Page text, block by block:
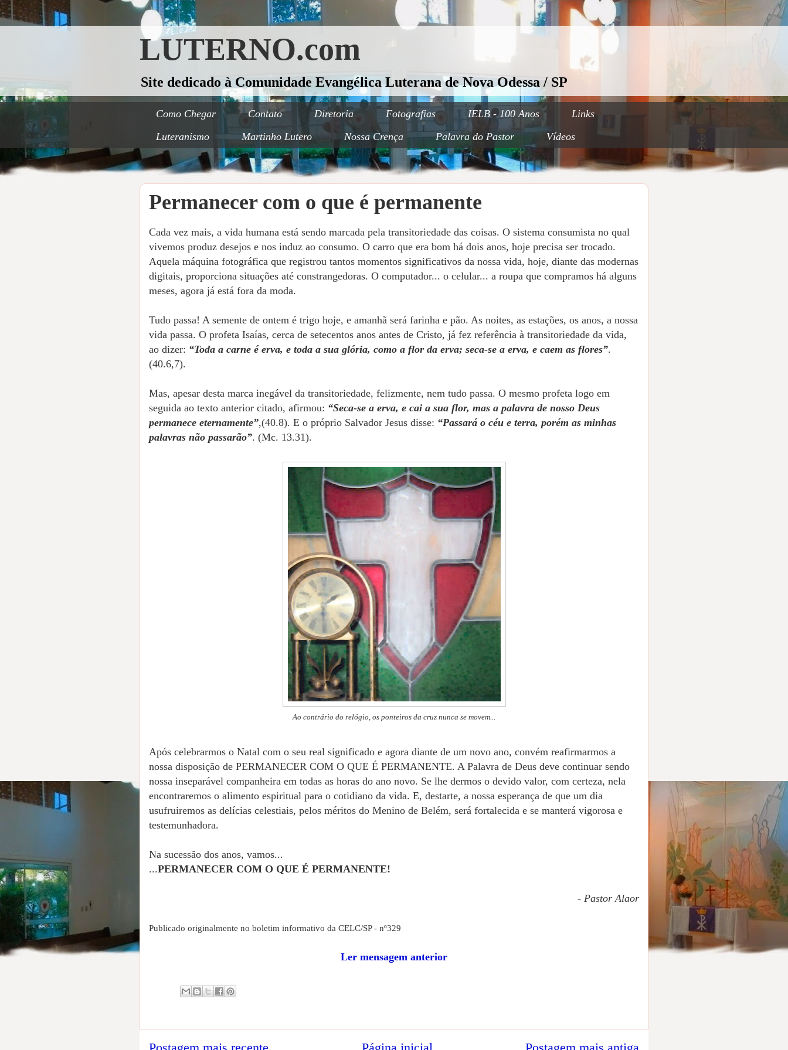
LUTERNO.com
Site dedicado à Comunidade Evangélica Luterana de Nova Odessa / SP
Como Chegar Contato Diretoria Fotografias IELB - 100 Anos
Links
Luteranismo
Martinho Lutero Nossa Crença Palavra do Pastor Vídeos
Permanecer com o que é permanente
Cada vez mais, a vida humana está sendo marcada pela transitoriedade das coisas. O sistema consumista no qual
vivemos produz desejos e nos induz ao consumo. O carro que era bom há dois anos, hoje precisa ser trocado.
Aquela máquina fotográfica que registrou tantos momentos significativos da nossa vida, hoje, diante das modernas
digitais, proporciona situações até constrangedoras. O computador... o celular... a roupa que compramos há alguns
meses, agora já está fora da moda.
Tudo passa! A semente de ontem é trigo hoje, e amanhã será farinha e pão. As noites, as estações, os anos, a nossa
vida passa. O profeta Isaías, cerca de setecentos anos antes de Cristo, já fez referência à transitoriedade da vida,
ao dizer: “Toda a carne é erva, e toda a sua glória, como a flor da erva; seca-se a erva, e caem as flores”.
(40.6,7).
Mas, apesar desta marca inegável da transitoriedade, felizmente, nem tudo passa. O mesmo profeta logo em
seguida ao texto anterior citado, afirmou: “Seca-se a erva, e cai a sua flor, mas a palavra de nosso Deus
permanece eternamente”,(40.8). E o próprio Salvador Jesus disse: “Passará o céu e terra, porém as minhas
palavras não passarão”. (Mc. 13.31).
Ao contrário do relógio, os ponteiros da cruz nunca se movem...
Após celebrarmos o Natal com o seu real significado e agora diante de um novo ano, convém reafirmarmos a
nossa disposição de PERMANECER COM O QUE É PERMANENTE. A Palavra de Deus deve continuar sendo
nossa inseparável companheira em todas as horas do ano novo. Se lhe dermos o devido valor, com certeza, nela
encontraremos o alimento espiritual para o cotidiano da vida. E, destarte, a nossa esperança de que um dia
usufruiremos as delícias celestiais, pelos méritos do Menino de Belém, será fortalecida e se manterá vigorosa e
testemunhadora.
Na sucessão dos anos, vamos...
...PERMANECER COM O QUE É PERMANENTE!
- Pastor Alaor
Publicado originalmente no boletim informativo da CELC/SP - nº329
Ler mensagem anterior